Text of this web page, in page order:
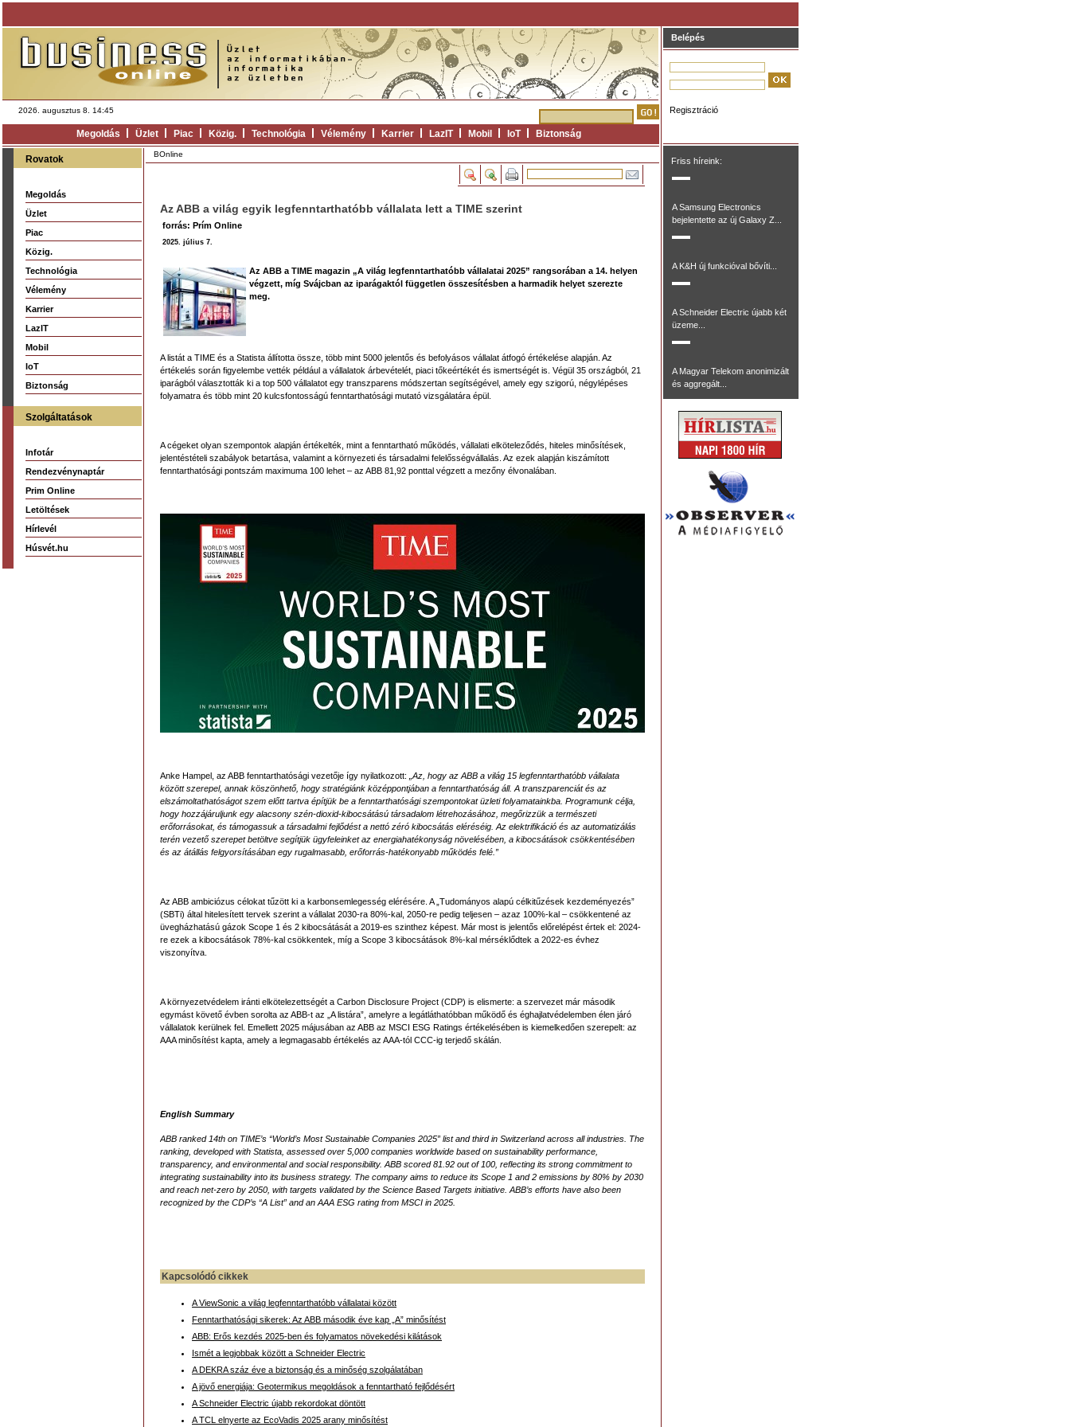
2026. augusztus 8. 14:45
Megoldás Üzlet Piac Közig. Technológia Vélemény Karrier LazIT Mobil IoT Biztonság
Rovatok
Megoldás
Üzlet
Piac
Közig.
Technológia
Vélemény
Karrier
LazIT
Mobil
IoT
Biztonság
Szolgáltatások
Infotár
Rendezvénynaptár
Prim Online
Letöltések
Hírlevél
Húsvét.hu
BOnline
Az ABB a világ egyik legfenntarthatóbb vállalata lett a TIME szerint
forrás: Prím Online
2025. július 7.
Az ABB a TIME magazin „A világ legfenntarthatóbb vállalatai 2025” rangsorában a 14. helyen
végzett, míg Svájcban az iparágaktól független összesítésben a harmadik helyet szerezte
meg.
A listát a TIME és a Statista állította össze, több mint 5000 jelentős és befolyásos vállalat átfogó értékelése alapján. Az
értékelés során figyelembe vették például a vállalatok árbevételét, piaci tőkeértékét és ismertségét is. Végül 35 országból, 21
iparágból választották ki a top 500 vállalatot egy transzparens módszertan segítségével, amely egy szigorú, négylépéses
folyamatra és több mint 20 kulcsfontosságú fenntarthatósági mutató vizsgálatára épül.
A cégeket olyan szempontok alapján értékelték, mint a fenntartható működés, vállalati elköteleződés, hiteles minősítések,
jelentéstételi szabályok betartása, valamint a környezeti és társadalmi felelősségvállalás. Az ezek alapján kiszámított
fenntarthatósági pontszám maximuma 100 lehet – az ABB 81,92 ponttal végzett a mezőny élvonalában.
Anke Hampel, az ABB fenntarthatósági vezetője így nyilatkozott:
„Az, hogy az ABB a világ 15 legfenntarthatóbb vállalata
között szerepel, annak köszönhető, hogy stratégiánk középpontjában a fenntarthatóság áll. A transzparenciát és az
elszámoltathatóságot szem előtt tartva építjük be a fenntarthatósági szempontokat üzleti folyamatainkba. Programunk célja,
hogy hozzájáruljunk egy alacsony szén-dioxid-kibocsátású társadalom létrehozásához, megőrizzük a természeti
erőforrásokat, és támogassuk a társadalmi fejlődést a nettó zéró kibocsátás eléréséig. Az elektrifikáció és az automatizálás
terén vezető szerepet betöltve segítjük ügyfeleinket az energiahatékonyság növelésében, a kibocsátások csökkentésében
és az átállás felgyorsításában egy rugalmasabb, erőforrás-hatékonyabb működés felé.”
Az ABB ambiciózus célokat tűzött ki a karbonsemlegesség elérésére. A „Tudományos alapú célkitűzések kezdeményezés”
(SBTi) által hitelesített tervek szerint a vállalat 2030-ra 80%-kal, 2050-re pedig teljesen – azaz 100%-kal – csökkentené az
üvegházhatású gázok Scope 1 és 2 kibocsátását a 2019-es szinthez képest. Már most is jelentős előrelépést értek el: 2024-
re ezek a kibocsátások 78%-kal csökkentek, míg a Scope 3 kibocsátások 8%-kal mérséklődtek a 2022-es évhez
viszonyítva.
A környezetvédelem iránti elkötelezettségét a Carbon Disclosure Project (CDP) is elismerte: a szervezet már második
egymást követő évben sorolta az ABB-t az „A listára”, amelyre a legátláthatóbban működő és éghajlatvédelemben élen járó
vállalatok kerülnek fel. Emellett 2025 májusában az ABB az MSCI ESG Ratings értékelésében is kiemelkedően szerepelt: az
AAA minősítést kapta, amely a legmagasabb értékelés az AAA-tól CCC-ig terjedő skálán.
English Summary
ABB ranked 14th on TIME’s “World’s Most Sustainable Companies 2025” list and third in Switzerland across all industries. The
ranking, developed with Statista, assessed over 5,000 companies worldwide based on sustainability performance,
transparency, and environmental and social responsibility. ABB scored 81.92 out of 100, reflecting its strong commitment to
integrating sustainability into its business strategy. The company aims to reduce its Scope 1 and 2 emissions by 80% by 2030
and reach net-zero by 2050, with targets validated by the Science Based Targets initiative. ABB’s efforts have also been
recognized by the CDP’s “A List” and an AAA ESG rating from MSCI in 2025.
Kapcsolódó cikkek
A ViewSonic a világ legfenntarthatóbb vállalatai között
Fenntarthatósági sikerek: Az ABB második éve kap „A” minősítést
ABB: Erős kezdés 2025-ben és folyamatos növekedési kilátások
Ismét a legjobbak között a Schneider Electric
A DEKRA száz éve a biztonság és a minőség szolgálatában
A jövő energiája: Geotermikus megoldások a fenntartható fejlődésért
A Schneider Electric újabb rekordokat döntött
A TCL elnyerte az EcoVadis 2025 arany minősítést
Belépés
Regisztráció
Friss híreink:
A Samsung Electronics
bejelentette az új Galaxy Z...
A K&H új funkcióval bővíti...
A Schneider Electric újabb két
üzeme...
A Magyar Telekom anonimizált
és aggregált...